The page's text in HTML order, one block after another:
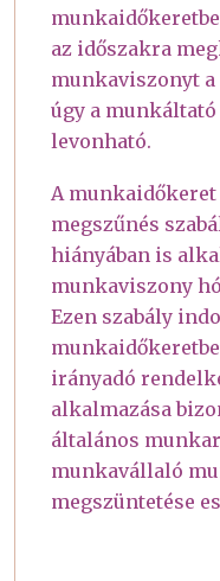
az időszakra
munkaviszonyt
úgy a munkáltató
levonható.
A
megszűnés
hiányában is
munkaviszony
Ezen szabály
irányadó
alkalmazása
általános
munkavállaló
megszüntetése